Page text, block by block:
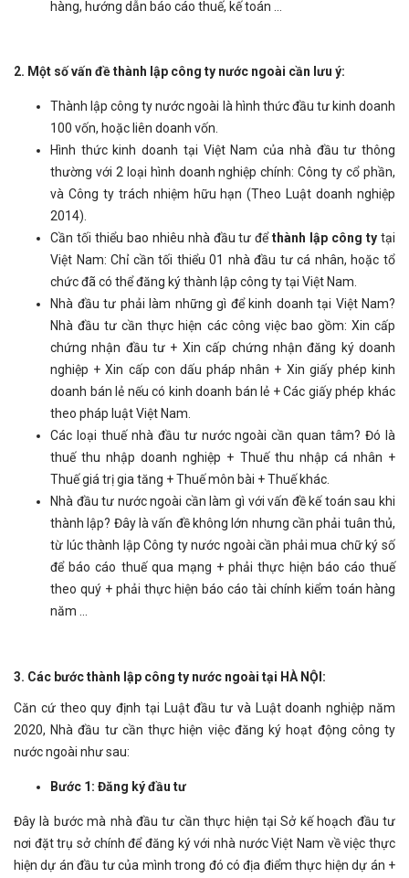
hàng, hướng dẫn báo cáo thuế, kế toán ...
2. Một số vấn đề thành lập công ty nước ngoài cần lưu ý:
Thành lập công ty nước ngoài là hình thức đầu tư kinh doanh
100 vốn, hoặc liên doanh vốn.
Hình thức kinh doanh tại Việt Nam của nhà đầu tư thông
thường với 2 loại hình doanh nghiệp chính: Công ty cổ phần,
và Công ty trách nhiệm hữu hạn (Theo Luật doanh nghiệp
2014).
Cần tối thiểu bao nhiêu nhà đầu tư đểthành lập công ty tại
Việt Nam: Chỉ cần tối thiểu 01 nhà đầu tư cá nhân, hoặc tổ
chức đã có thể đăng ký thành lập công ty tại Việt Nam.
Nhà đầu tư phải làm những gì để kinh doanh tại Việt Nam?
Nhà đầu tư cần thực hiện các công việc bao gồm: Xin cấp
chứng nhận đầu tư + Xin cấp chứng nhận đăng ký doanh
nghiệp + Xin cấp con dấu pháp nhân + Xin giấy phép kinh
doanh bán lẻ nếu có kinh doanh bán lẻ + Các giấy phép khác
theo pháp luật Việt Nam.
Các loại thuế nhà đầu tư nước ngoài cần quan tâm? Đó là
thuế thu nhập doanh nghiệp + Thuế thu nhập cá nhân +
Thuế giá trị gia tăng + Thuế môn bài + Thuế khác.
Nhà đầu tư nước ngoài cần làm gì với vấn đề kế toán sau khi
thành lập? Đây là vấn đề không lớn nhưng cần phải tuân thủ,
từ lúc thành lập Công ty nước ngoài cần phải mua chữ ký số
để báo cáo thuế qua mạng + phải thực hiện báo cáo thuế
theo quý + phải thực hiện báo cáo tài chính kiểm toán hàng
năm ...
3. Các bước thành lập công ty nước ngoài tại HÀ NỘI:
Căn cứ theo quy định tại Luật đầu tư và Luật doanh nghiệp năm
2020, Nhà đầu tư cần thực hiện việc đăng ký hoạt động công ty
nước ngoài như sau:
Bước 1: Đăng ký đầu tư
Đây là bước mà nhà đầu tư cần thực hiện tại Sở kế hoạch đầu tư
nơi đặt trụ sở chính để đăng ký với nhà nước Việt Nam về việc thực
hiện dự án đầu tư của mình trong đó có địa điểm thực hiện dự án +